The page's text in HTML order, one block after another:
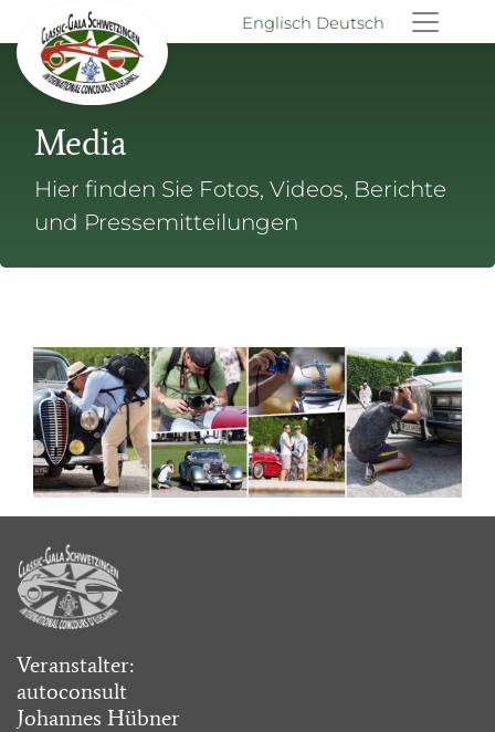
Englisch Deutsch
Media
Hier finden Sie Fotos, Videos, Berichte
und Pressemitteilungen
Veranstalter:
autoconsult
Johannes Hübner